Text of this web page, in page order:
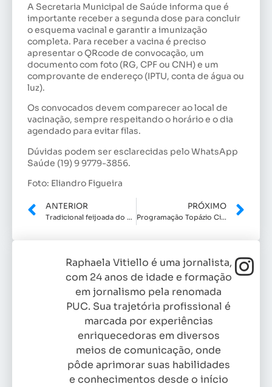
A Secretaria Municipal de Saúde informa que é
importante receber a segunda dose para concluir
o esquema vacinal e garantir a imunização
completa. Para receber a vacina é preciso
apresentar o QRcode de convocação, um
documento com foto (RG, CPF ou CNH) e um
comprovante de endereço (IPTU, conta de água ou
luz).
Os convocados devem comparecer ao local de
vacinação, sempre respeitando o horário e o dia
agendado para evitar filas.
Dúvidas podem ser esclarecidas pelo WhatsApp
Saúde (19) 9 9779-3856.
Foto: Eliandro Figueira
ANTERIOR
Tradicional feijoada do Simetria Restaurante está de volta
PRÓXIMO
Programação Topázio Cinemas: dia 30/09 até 06/10
Raphaela Vitiello é uma jornalista,
com 24 anos de idade e formação
em jornalismo pela renomada
PUC. Sua trajetória profissional é
marcada por experiências
enriquecedoras em diversos
meios de comunicação, onde
pôde aprimorar suas habilidades
e conhecimentos desde o início